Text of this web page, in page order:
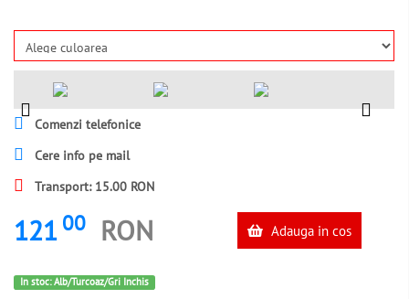
Comenzi telefonice
Cere info pe mail
Transport: 15.00 RON
121 00 RON Adauga in cos
In stoc: Alb/Turcoaz/Gri Inchis